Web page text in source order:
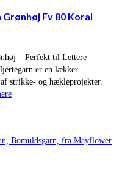
Fv 80 Koral
– Perfekt til Lettere
er en lækker
strikke- og hækleprojekter.